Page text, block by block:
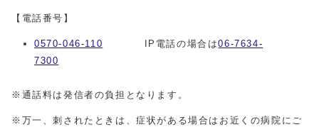
【電話番号】
0570-046-110 IP電話の場合は06-7634-
7300
※通話料は発信者の負担となります。
※万一、刺されたときは、症状がある場合はお近くの病院にご